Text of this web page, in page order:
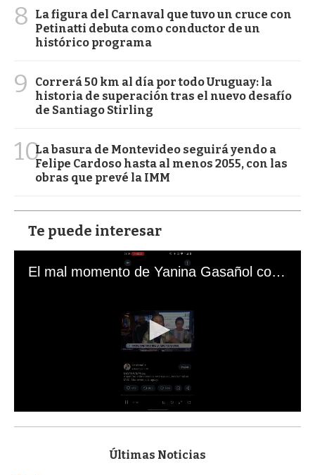
8
La figura del Carnaval que tuvo un cruce con
Petinatti debuta como conductor de un
histórico programa
9
Correrá 50 km al día por todo Uruguay: la
historia de superación tras el nuevo desafío
de Santiago Stirling
10La basura de Montevideo seguirá yendo a
Felipe Cardoso hasta al menos 2055, con las
obras que prevé la IMM
Te puede interesar
El mal momento de Yanina Gasañol con un hincha argentino en "Subrayado"
s
Últimas Noticias